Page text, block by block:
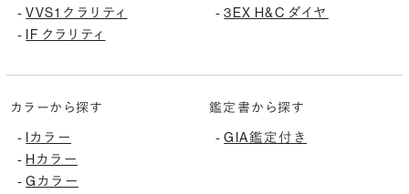
-VVS1 クラリティ
- IF クラリティ
-3EX H&C ダイヤ
カラーから探す
- Iカラー
- Hカラー
-Gカラー
鑑定書から探す
-GIA鑑定付き